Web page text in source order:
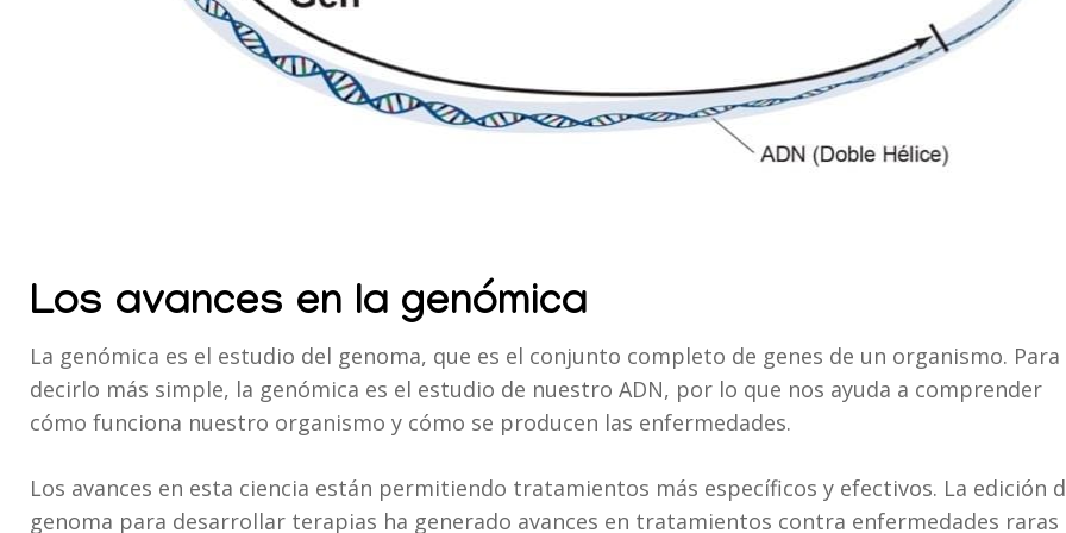
Los avances en la genómica
La genómica es el estudio del genoma, que es el conjunto completo de genes de un organismo. Para
decirlo más simple, la genómica es el estudio de nuestro ADN, por lo que nos ayuda a comprender
cómo funciona nuestro organismo y cómo se producen las enfermedades.
Los avances en esta ciencia están permitiendo tratamientos más específicos y efectivos. La edición
genoma para desarrollar terapias ha generado avances en tratamientos contra enfermedades raras